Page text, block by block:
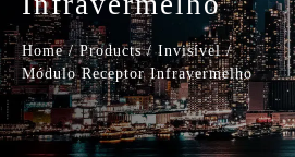
Home / Products / Invisível /
Módulo Receptor Infravermelho